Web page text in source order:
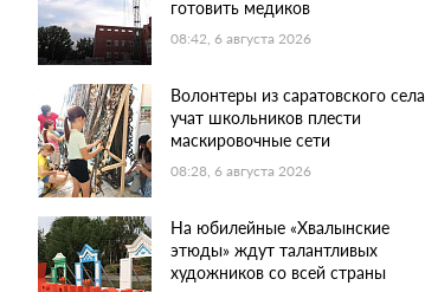
готовить медиков
08:42, 6 августа 2026
Волонтеры из саратовского села
учат школьников плести
маскировочные сети
08:28, 6 августа 2026
На юбилейные «Хвалынские
этюды» ждут талантливых
художников со всей страны